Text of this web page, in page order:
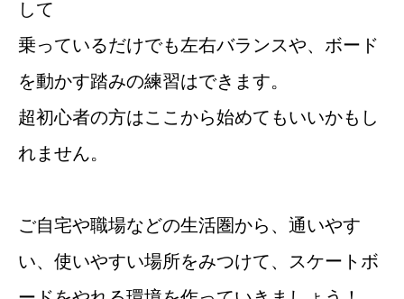
して
乗っているだけでも左右バランスや、ボード
を動かす踏みの練習はできます。
超初心者の方はここから始めてもいいかもし
れません。
ご自宅や職場などの生活圏から、通いやす
い、使いやすい場所をみつけて、スケートボ